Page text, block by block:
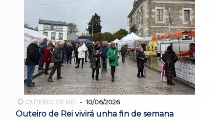
OUTEIRO DE REI 10/06/2026
Outeiro de Rei vivirá unha fin de semana